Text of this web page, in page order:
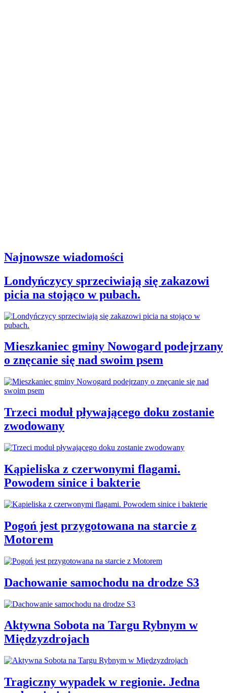
Najnowsze wiadomości
Londyńczycy sprzeciwiają się zakazowi
picia na stojąco w pubach.
Mieszkaniec gminy Nowogard podejrzany
o znęcanie się nad swoim psem
Trzeci moduł pływającego doku zostanie
zwodowany
Kąpieliska z czerwonymi flagami.
Powodem sinice i bakterie
Pogoń jest przygotowana na starcie z
Motorem
Dachowanie samochodu na drodze S3
Aktywna Sobota na Targu Rybnym w
Międzyzdrojach
Tragiczny wypadek w regionie. Jedna